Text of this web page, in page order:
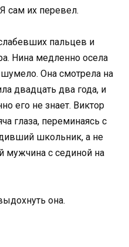
сам их перевел.
пальцев и
Нина медленно осела
Она смотрела на
двадцать два года, и
его не знает. Виктор
глаза, переминаясь с
школьник, а не
мужчина с сединой на
она.